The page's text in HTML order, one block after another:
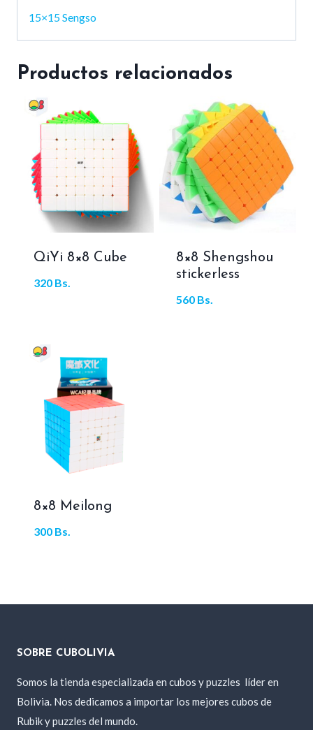
15×15 Sengso
Productos relacionados
QiYi 8×8 Cube
320 Bs.
8×8 Shengshou
stickerless
560 Bs.
8×8 Meilong
300 Bs.
SOBRE CUBOLIVIA
Somos la tienda especializada en cubos y puzzles líder en
Bolivia. Nos dedicamos a importar los mejores cubos de
Rubik y puzzles del mundo.